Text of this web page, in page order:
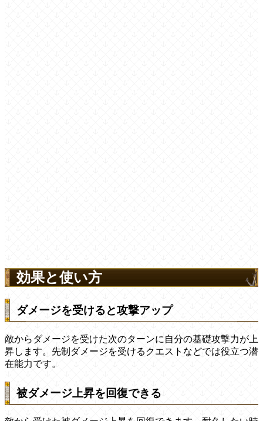
効果と使い方
ダメージを受けると攻撃アップ
敵からダメージを受けた次のターンに自分の基礎攻撃力が上
昇します。先制ダメージを受けるクエストなどでは役立つ潜
在能力です。
被ダメージ上昇を回復できる